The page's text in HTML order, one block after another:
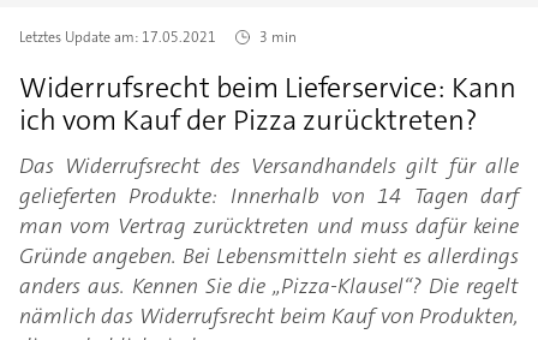
Letztes Update am: 17.05.2021 3 min
Widerrufsrecht beim Lieferservice: Kann
ich vom Kauf der Pizza zurücktreten?
Das Widerrufsrecht des Versandhandels gilt für alle
gelieferten Produkte: Innerhalb von 14 Tagen darf
man vom Vertrag zurücktreten und muss dafür keine
Gründe angeben. Bei Lebensmitteln sieht es allerdings
anders aus. Kennen Sie die „Pizza-Klausel“? Die regelt
nämlich das Widerrufsrecht beim Kauf von Produkten,